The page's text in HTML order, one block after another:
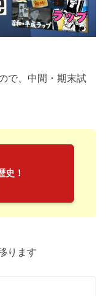
で、中間・期末試
史！
ります